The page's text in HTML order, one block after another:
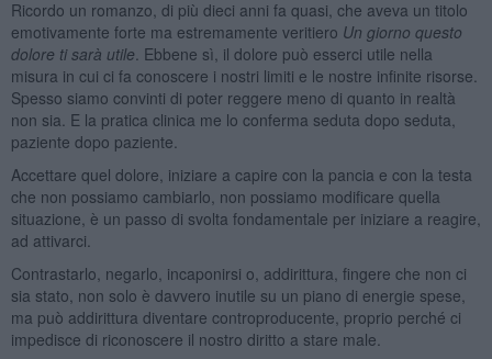
Ricordo un romanzo, di più dieci anni fa quasi, che aveva un titolo
emotivamente forte ma estremamente veritiero Un giorno questo
dolore ti sarà utile . Ebbene sì, il dolore può esserci utile nella
misura in cui ci fa conoscere i nostri limiti e le nostre infinite risorse.
Spesso siamo convinti di poter reggere meno di quanto in realtà
non sia. E la pratica clinica me lo conferma seduta dopo seduta,
paziente dopo paziente.
Accettare quel dolore, iniziare a capire con la pancia e con la testa
che non possiamo cambiarlo, non possiamo modificare quella
situazione, è un passo di svolta fondamentale per iniziare a reagire,
ad attivarci.
Contrastarlo, negarlo, incaponirsi o, addirittura, fingere che non ci
sia stato, non solo è davvero inutile su un piano di energie spese,
ma può addirittura diventare controproducente, proprio perché ci
impedisce di riconoscere il nostro diritto a stare male.